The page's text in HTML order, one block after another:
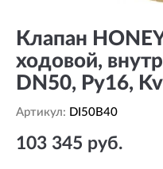
Клапан
ходовой,
DN50, Ру16,
Артикул: DI50B40
103 345 руб.